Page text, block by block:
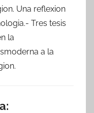
Una reflexion
Tres tesis
la
a la